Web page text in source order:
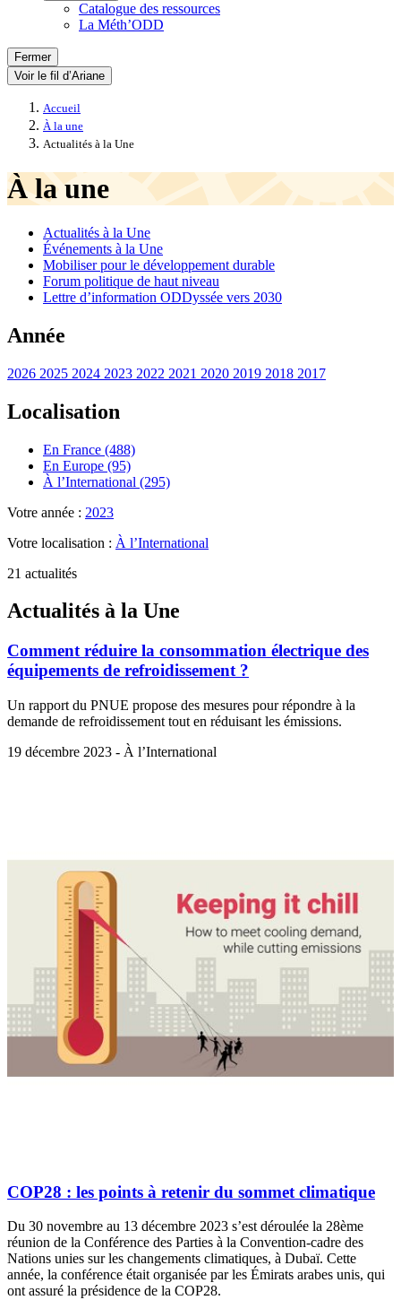
Catalogue des ressources
La Méth’ODD
Fermer
Voir le fil d’Ariane
Accueil
À la une
Actualités à la Une
À la une
Actualités à la Une
Événements à la Une
Mobiliser pour le développement durable
Forum politique de haut niveau
Lettre d’information ODDyssée vers 2030
Année
2026 2025 2024 2023 2022 2021 2020 2019 2018 2017
Localisation
En France (488)
En Europe (95)
À l’International (295)
Votre année : 2023
Votre localisation : À l’International
21 actualités
Actualités à la Une
Comment réduire la consommation électrique des
équipements de refroidissement ?
Un rapport du PNUE propose des mesures pour répondre à la
demande de refroidissement tout en réduisant les émissions.
19 décembre 2023 - À l’International
COP28 : les points à retenir du sommet climatique
Du 30 novembre au 13 décembre 2023 s’est déroulée la 28ème
réunion de la Conférence des Parties à la Convention-cadre des
Nations unies sur les changements climatiques, à Dubaï. Cette
année, la conférence était organisée par les Émirats arabes unis, qui
ont assuré la présidence de la COP28.